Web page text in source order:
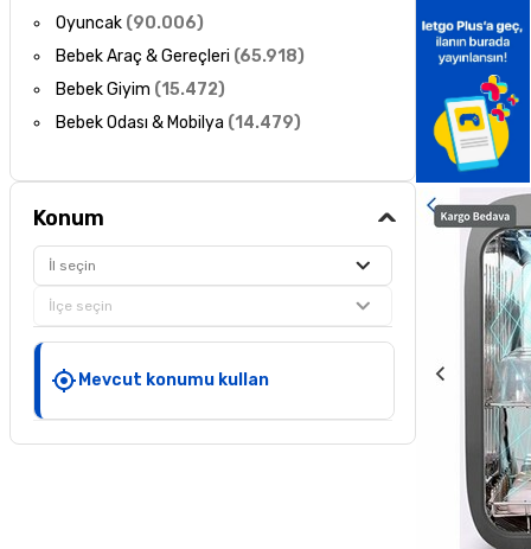
Oyuncak (90.006)
Bebek Araç & Gereçleri (65.918)
Bebek Giyim (15.472)
Bebek Odası & Mobilya (14.479)
Konum
İl seçin
İlçe seçin
Mevcut konumu kullan